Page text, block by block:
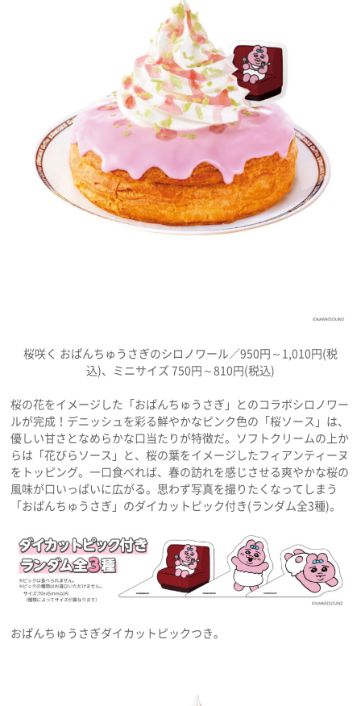
お問い合わせ
桜咲く おぱんちゅうさぎのシロノワール／950円～1,010円(税
込)、ミニサイズ 750円～810円(税込)
桜の花をイメージした「おぱんちゅうさぎ」とのコラボシロノワー
ルが完成！デニッシュを彩る鮮やかなピンク色の「桜ソース」は、
優しい甘さとなめらかな口当たりが特徴だ。ソフトクリームの上か
らは「花びらソース」と、桜の葉をイメージしたフィアンティーヌ
をトッピング。一口食べれば、春の訪れを感じさせる爽やかな桜の
風味が口いっぱいに広がる。思わず写真を撮りたくなってしまう
「おぱんちゅうさぎ」のダイカットピック付き(ランダム全3種)。
おぱんちゅうさぎダイカットピックつき。